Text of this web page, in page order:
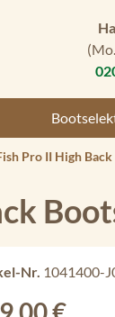
Pro II High
Nr. 1041400-
Preis: